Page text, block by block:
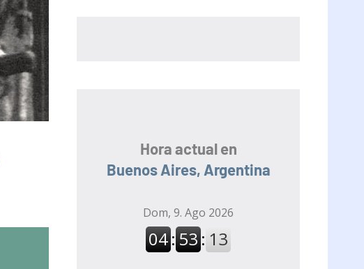
Hora actual en
Buenos Aires, Argentina